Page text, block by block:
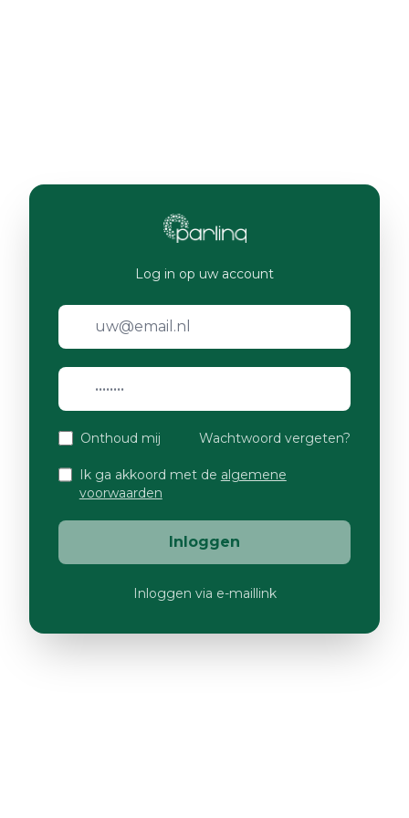
Log in op uw account
Onthoud mij Wachtwoord vergeten?
Ik ga akkoord met de algemene
voorwaarden
Inloggen
Inloggen via e-maillink